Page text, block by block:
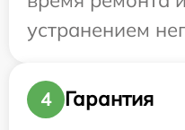
устранением
4
Гарантия